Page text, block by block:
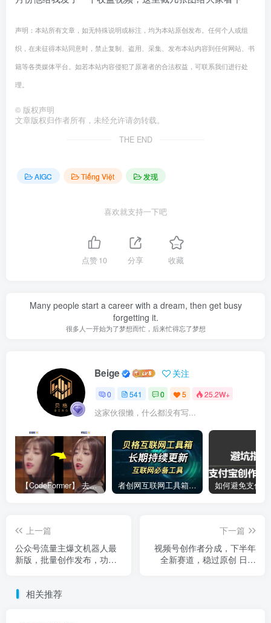
声明：本站所有文章，如无特殊说明或标注，均为本站原创发布。任何个人或组
织，在未征得本站同意时，禁止复制、盗用、采集、发布本站内容到任何网站、书
籍等各类媒体平台。如若本站内容侵犯了原著者的合法权益，可联系我们进行处
理。
© 版权声明
文章版权归作者所有，未经允许请勿转载。
THE END
AIGC Tiếng Việt 发现
喜欢就支持一下吧
点赞10 分享 收藏
Many people start a career with a dream, then get busy
forgetting it.
很多人一开始为了梦想而忙，后来忙得忘了梦想
Beige 关注
0 541 0 5 25.2W+
这家伙很懒，什么都没有写...
【CodeFormer】 去马赛克神器 者创网互联网工具箱合集
上一篇
公众号流量主爆文机器人最
新版，批量创作发布，功能
下一篇
视频号创作者分成，下半年
全新赛道，稳过原创 日入
相关推荐